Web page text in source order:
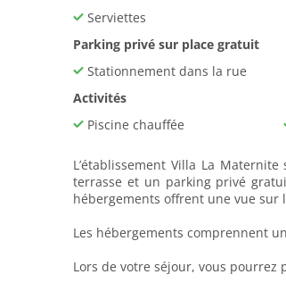
Serviettes
Parking privé sur place gratuit
Stationnement dans la rue
Activités
Piscine chauffée
L’établissement Villa La
terrasse et un parking privé
hébergements offrent une vue sur
Les hébergements comprennent
Lors de votre séjour, vous